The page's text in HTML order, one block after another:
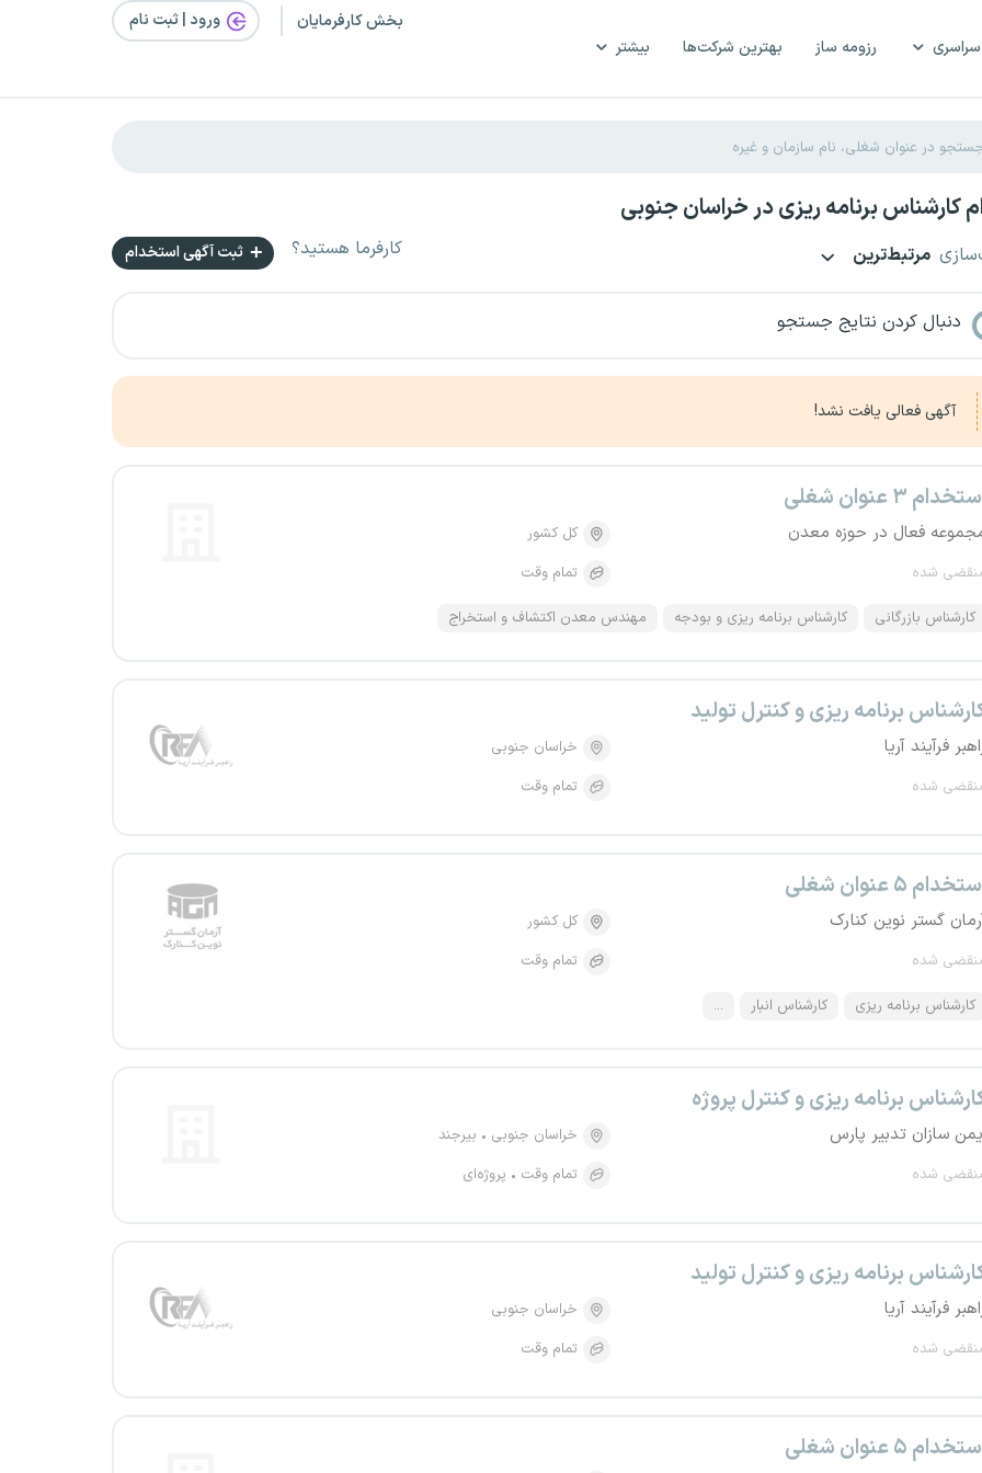
رزومه ساز بهترین شرکت‌ها بیشتر
بخش کارفرمایان ورود | ثبت‌ نام
کارشناس برنامه ریزی در خراسان جنوبی
مرتبط‌ترین کارفرما هستید؟ ثبت آگهی استخدام
دنبال کردن نتایج جستجو
آگهی فعالی یافت نشد!
۳ عنوان شغلی
فعال در حوزه معدن
شده
کل کشور
تمام وقت
کارشناس بازرگانی کارشناس برنامه ریزی و بودجه مهندس معدن اکتشاف و استخراج
برنامه ریزی و کنترل تولید
فرآیند آریا
شده
خراسان جنوبی
تمام وقت
۵ عنوان شغلی
گستر نوین کنارک
شده
کل کشور
تمام وقت
کارشناس برنامه ریزی کارشناس انبار ...
برنامه ریزی و کنترل پروژه
سازان تدبیر پارس
شده
خراسان جنوبی
بیرجند
تمام وقت
پروژه‌ای
برنامه ریزی و کنترل تولید
فرآیند آریا
شده
خراسان جنوبی
تمام وقت
۵ عنوان شغلی